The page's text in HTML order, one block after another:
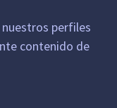
perfiles
contenido de